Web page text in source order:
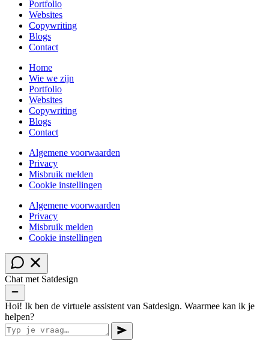
Portfolio
Websites
Copywriting
Blogs
Contact
Home
Wie we zijn
Portfolio
Websites
Copywriting
Blogs
Contact
Algemene voorwaarden
Privacy
Misbruik melden
Cookie instellingen
Algemene voorwaarden
Privacy
Misbruik melden
Cookie instellingen
Chat met Satdesign
Hoi! Ik ben de virtuele assistent van Satdesign. Waarmee kan ik je
helpen?